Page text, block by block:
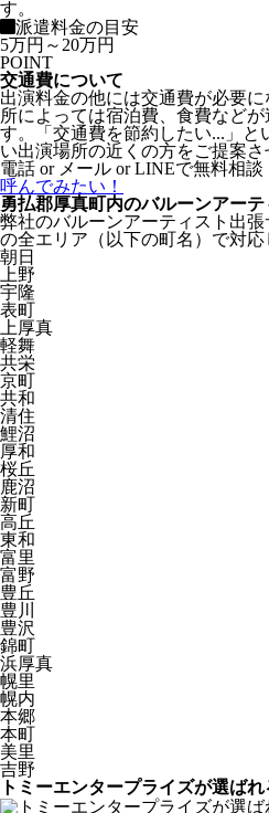
す。
派遣料金の目安
5万円～20万円
POINT
交通費について
出演料金の他には交通費が必要
所によっては宿泊費、食費など
す。「交通費を節約したい...」と
い出演場所の近くの方をご提案さ
電話 or メール or LINEで無料相談
呼んでみたい！
勇払郡厚真町内のバルーンアー
弊社のバルーンアーティスト出
の全エリア（以下の町名）で対応
朝日
上野
宇隆
表町
上厚真
軽舞
共栄
京町
共和
清住
鯉沼
厚和
桜丘
鹿沼
新町
高丘
東和
富里
富野
豊丘
豊川
豊沢
錦町
浜厚真
幌里
幌内
本郷
本町
美里
吉野
トミーエンタープライズが選ばれ